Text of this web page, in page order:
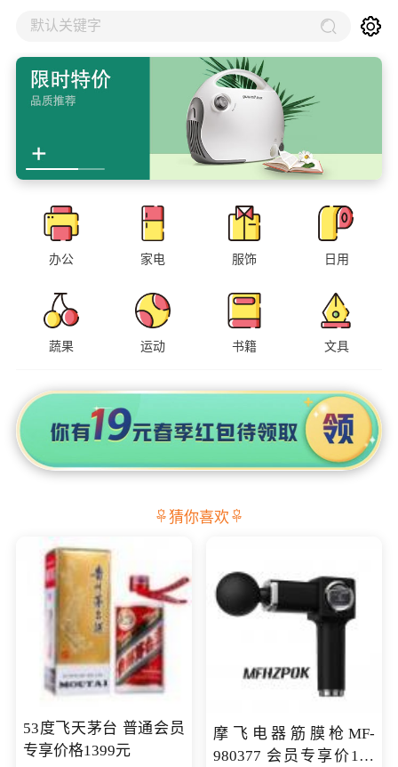
默认关键字
办公 家电 服饰 日用
蔬果 运动 书籍 文具
猜你喜欢
53度飞天茅台 普通会员
专享价格1399元
摩飞电器筋膜枪MF-
980377 会员专享价199